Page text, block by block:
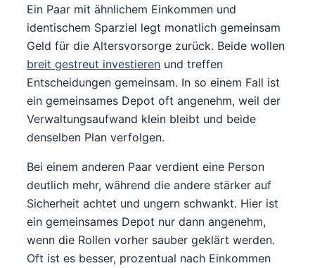
Ein Paar mit ähnlichem Einkommen und
identischem Sparziel legt monatlich gemeinsam
Geld für die Altersvorsorge zurück. Beide wollen
breit gestreut investieren und treffen
Entscheidungen gemeinsam. In so einem Fall ist
ein gemeinsames Depot oft angenehm, weil der
Verwaltungsaufwand klein bleibt und beide
denselben Plan verfolgen.
Bei einem anderen Paar verdient eine Person
deutlich mehr, während die andere stärker auf
Sicherheit achtet und ungern schwankt. Hier ist
ein gemeinsames Depot nur dann angenehm,
wenn die Rollen vorher sauber geklärt werden.
Oft ist es besser, prozentual nach Einkommen